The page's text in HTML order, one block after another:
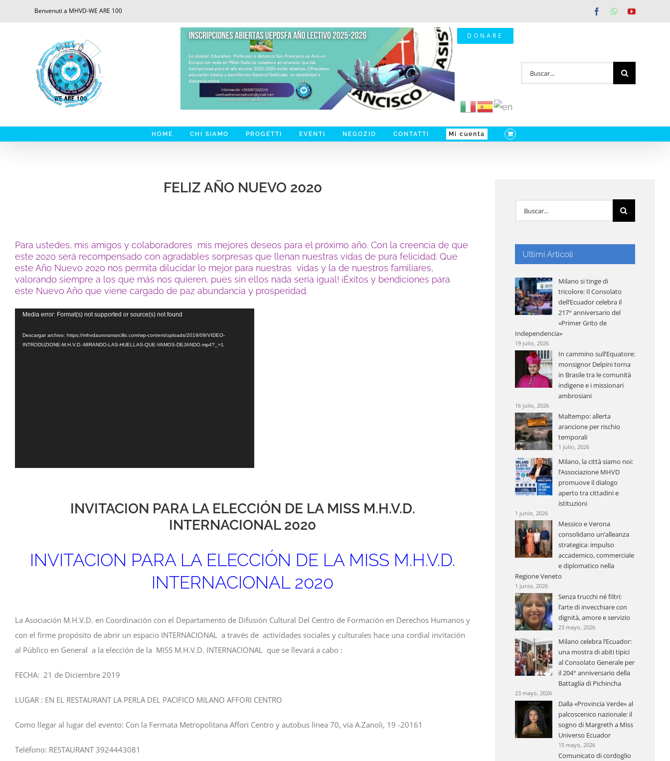
al
Benvenuti a MHVD-WE ARE 100 FacebookWhatsAppYouTube
DONARE
Buscar:
HOME CHI SIAMO PROGETTI EVENTI NEGOZIO CONTATTI Mi cuenta
FELIZ AÑO NUEVO 2020
Para ustedes, mis amigos y colaboradores mis mejores deseos para el próximo año. Con la creencia de que
este 2020 será recompensado con agradables sorpresas que llenan nuestras vidas de pura felicidad. Que
este Año Nuevo 2020 nos permita dilucidar lo mejor para nuestras vidas y la de nuestros familiares,
valorando siempre a los que más nos quieren, pues sin ellos nada sería igual! ¡Éxitos y bendiciones para
este Nuevo Año que viene cargado de paz abundancia y prosperidad.
Reproductor
vídeo
Media error: Format(s) not supported or source(s) not found
Descargar archivo: https://mhvdauroramarcillo.com/wp-content/uploads/2019/09/VIDEO-
INTRODUZIONE-M.H.V.D.-MIRANDO-LAS-HUELLAS-QUE-VAMOS-DEJANDO.mp4?_=1
INVITACION PARA LA ELECCIÓN DE LA MISS M.H.V.D.
INTERNACIONAL 2020
INVITACION PARA LA ELECCIÓN DE LA MISS M.H.V.D.
INTERNACIONAL 2020
La Asociación M.H.V.D. en Coordinación con el Departamento de Difusión Cultural Del Centro de Formación en Derechos Humanos y
con el firme propósito de abrir un espacio INTERNACIONAL a través de actividades sociales y culturales hace una cordial invitación
al Público en General a la elección de la MISS M.H.V.D. INTERNACIONAL que se llevará a cabo :
FECHA: 21 de Diciembre 2019
LUGAR : EN EL RESTAURANT LA PERLA DEL PACIFICO MILANO AFFORI CENTRO
Como llegar al lugar del evento: Con la Fermata Metropolitana Affori Centro y autobus linea 70, via A.Zanoli, 19 -20161
Teléfono: RESTAURANT 3924443081
Buscar:
Ultimi Articoli
Milano si tinge di
tricolore: Il Consolato
dell’Ecuador celebra il
217° anniversario del
«Primer Grito de
Independencia»
19 julio, 2026
In cammino sull’Equatore:
monsignor Delpini torna
in Brasile tra le comunità
indigene e i missionari
ambrosiani
16 julio, 2026
Maltempo: allerta
arancione per rischio
temporali
1 julio, 2026
Milano, la città siamo noi:
l’Associazione MHVD
promuove il dialogo
aperto tra cittadini e
istituzioni
1 junio, 2026
Messico e Verona
consolidano un’alleanza
strategica: impulso
accademico, commerciale
e diplomatico nella
Regione Veneto
1 junio, 2026
Senza trucchi né filtri:
l’arte di invecchiare con
dignità, amore e servizio
23 mayo, 2026
Milano celebra l’Ecuador:
una mostra di abiti tipici
al Consolato Generale per
il 204° anniversario della
Battaglia di Pichincha
23 mayo, 2026
Dalla «Provincia Verde» al
palcoscenico nazionale: il
sogno di Margreth a Miss
Universo Ecuador
15 mayo, 2026
Comunicato di cordoglio